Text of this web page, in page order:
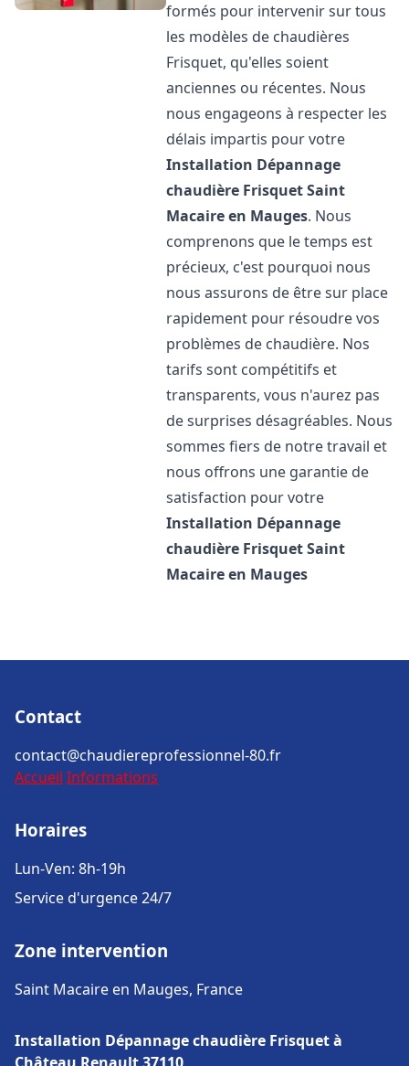
formés pour intervenir sur tous
les modèles de chaudières
Frisquet, qu'elles soient
anciennes ou récentes. Nous
nous engageons à respecter les
délais impartis pour votre
Installation Dépannage
chaudière FrisquetSaint
Macaire en Mauges. Nous
comprenons que le temps est
précieux, c'est pourquoi nous
nous assurons de être sur place
rapidement pour résoudre vos
problèmes de chaudière. Nos
tarifs sont compétitifs et
transparents, vous n'aurez pas
de surprises désagréables. Nous
sommes fiers de notre travail et
nous offrons une garantie de
satisfaction pour votre
Installation Dépannage
chaudière FrisquetSaint
Macaire en Mauges
Contact
contact@chaudiereprofessionnel-80.fr
Accueil Informations
Horaires
Lun-Ven: 8h-19h
Service d'urgence 24/7
Zone intervention
Saint Macaire en Mauges, France
Installation Dépannage chaudière Frisquet à